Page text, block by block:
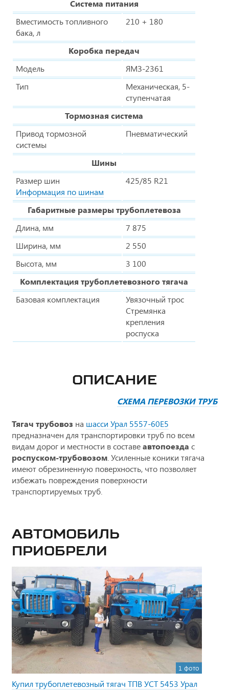
Система питания
Вместимость топливного
бака, л
210 + 180
Коробка передач
Модель
ЯМЗ-2361
Тип
Механическая, 5-
ступенчатая
Тормозная система
Привод тормозной
системы
Пневматический
Шины
Размер шин
Информация по шинам
425/85 R21
Габаритные размеры трубоплетевоза
Длина, мм
7 875
Ширина, мм
2 550
Высота, мм
3 100
Комплектация трубоплетевозного тягача
Базовая комплектация
Увязочный трос
Стремянка
крепления
роспуска
ОПИСАНИЕ
СХЕМА ПЕРЕВОЗКИ ТРУБ
Тягач трубовоз на шасси Урал 5557-60Е5
предназначен для транспортировки труб по всем
видам дорог и местности в составеавтопоезда с
роспуском-трубовозом . Усиленные коники тягача
имеют обрезиненную поверхность, что позволяет
избежать повреждения поверхности
транспортируемых труб.
Автомобиль
приобрели
1 фото
Купил трубоплетевозный тягач ТПВ УСТ 5453 Урал